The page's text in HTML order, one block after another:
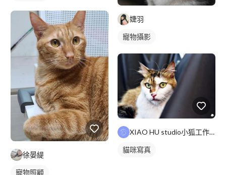
徐晏緹
寵物照顧
婕羽
寵物攝影
XIAO HU studio小狐工作室
貓咪寫真